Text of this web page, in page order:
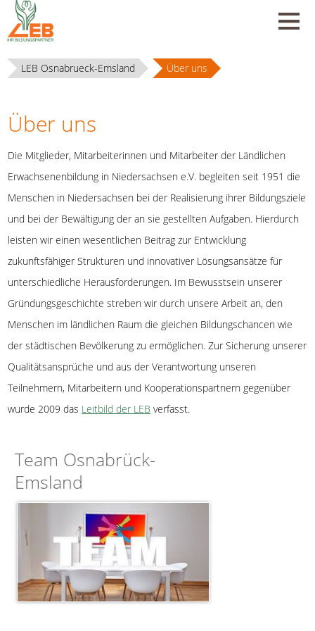
LEB Osnabrueck-Emsland Über uns
Über uns
Die Mitglieder, Mitarbeiterinnen und Mitarbeiter der Ländlichen
Erwachsenenbildung in Niedersachsen e.V. begleiten seit 1951 die
Menschen in Niedersachsen bei der Realisierung ihrer Bildungsziele
und bei der Bewältigung der an sie gestellten Aufgaben. Hierdurch
leisten wir einen wesentlichen Beitrag zur Entwicklung
zukunftsfähiger Strukturen und innovativer Lösungsansätze für
unterschiedliche Herausforderungen. Im Bewusstsein unserer
Gründungsgeschichte streben wir durch unsere Arbeit an, den
Menschen im ländlichen Raum die gleichen Bildungschancen wie
der städtischen Bevölkerung zu ermöglichen. Zur Sicherung unserer
Qualitätsansprüche und aus der Verantwortung unseren
Teilnehmern, Mitarbeitern und Kooperationspartnern gegenüber
wurde 2009 das Leitbild der LEB verfasst.
Team Osnabrück-
Emsland